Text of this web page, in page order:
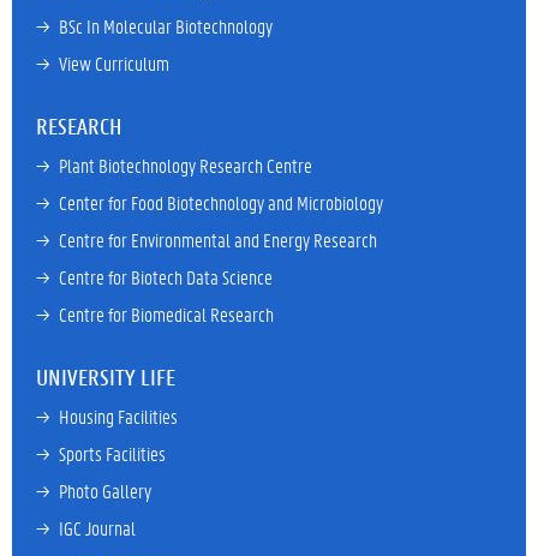
→ BSc In Molecular Biotechnology
→ View Curriculum
RESEARCH
→ Plant Biotechnology Research Centre
→ Center for Food Biotechnology and Microbiology
→ Centre for Environmental and Energy Research
→ Centre for Biotech Data Science
→ Centre for Biomedical Research
UNIVERSITY LIFE
→ Housing Facilities
→ Sports Facilities
→ Photo Gallery
→ IGC Journal